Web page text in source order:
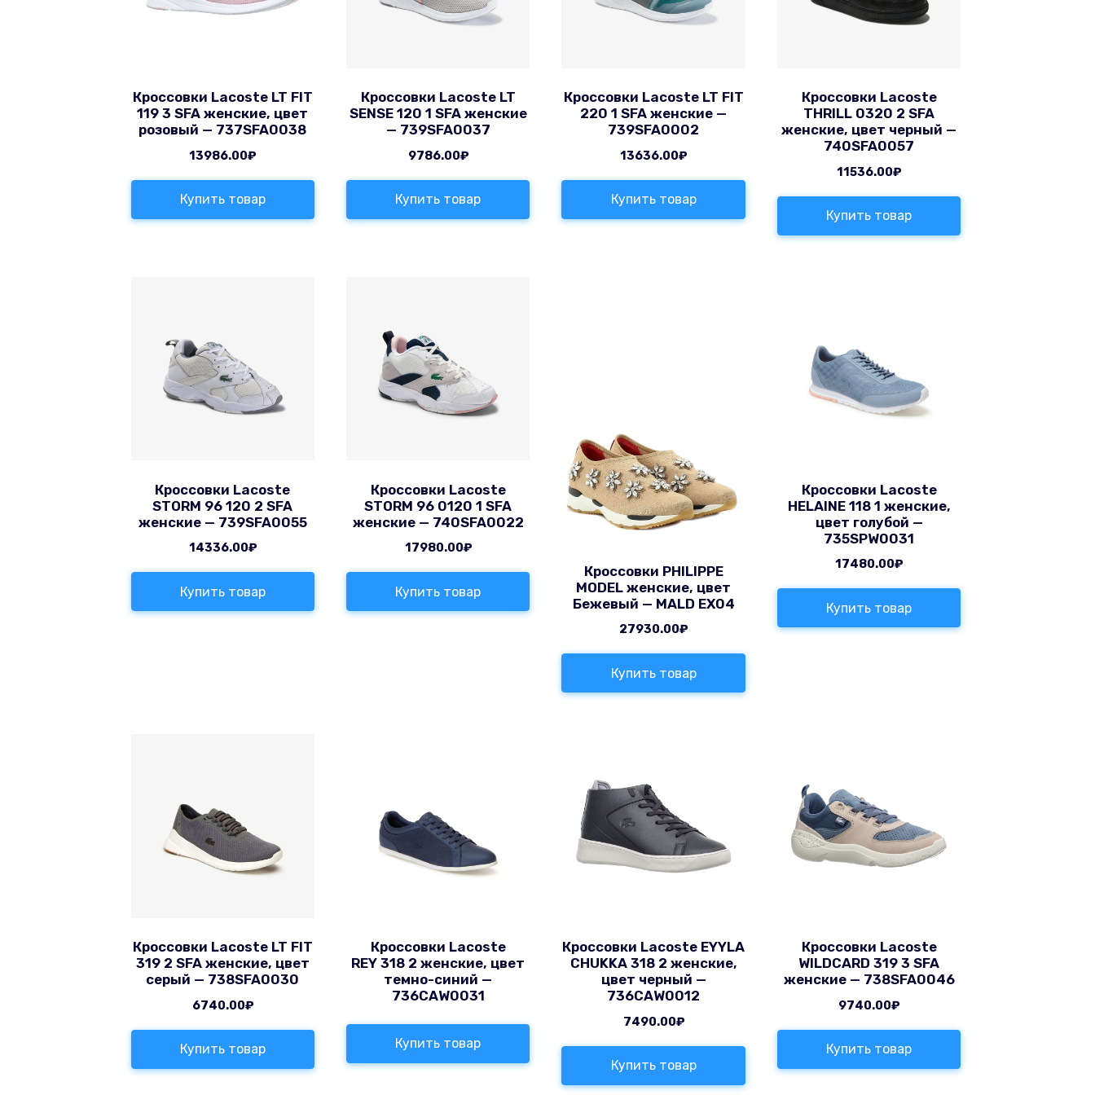
Кроссовки Lacoste LT FIT
119 3 SFA женские, цвет
розовый — 737SFA0038
13986.00₽
Купить товар
Кроссовки Lacoste LT
SENSE 120 1 SFA женские
— 739SFA0037
9786.00₽
Купить товар
Кроссовки Lacoste LT FIT
220 1 SFA женские —
739SFA0002
13636.00₽
Купить товар
Кроссовки Lacoste
THRILL 0320 2 SFA
женские, цвет черный —
740SFA0057
11536.00₽
Купить товар
Кроссовки Lacoste
STORM 96 120 2 SFA
женские — 739SFA0055
14336.00₽
Купить товар
Кроссовки Lacoste
STORM 96 0120 1 SFA
женские — 740SFA0022
17980.00₽
Купить товар
Кроссовки PHILIPPE
MODEL женские, цвет
Бежевый — MALD EX04
27930.00₽
Купить товар
Кроссовки Lacoste
HELAINE 118 1 женские,
цвет голубой —
735SPW0031
17480.00₽
Купить товар
Кроссовки Lacoste LT FIT
319 2 SFA женские, цвет
серый — 738SFA0030
6740.00₽
Купить товар
Кроссовки Lacoste
REY 318 2 женские, цвет
темно-синий —
736CAW0031
Купить товар
Кроссовки Lacoste EYYLA
CHUKKA 318 2 женские,
цвет черный —
736CAW0012
7490.00₽
Купить товар
Кроссовки Lacoste
WILDCARD 319 3 SFA
женские — 738SFA0046
9740.00₽
Купить товар